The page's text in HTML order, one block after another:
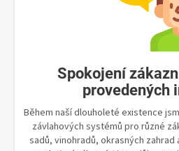
Spokojení
provedených
Během naší dlouholeté existence
závlahových systémů pro různé
sadů, vinohradů, okrasných